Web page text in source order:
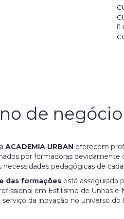
de negócio
ACADEMIA URBAN oferecem
por formadoras devidamente
necessidades pedagógicas de
das formações está assegurada
em Estilismo de Unhas e
serviço da inovação no universo do